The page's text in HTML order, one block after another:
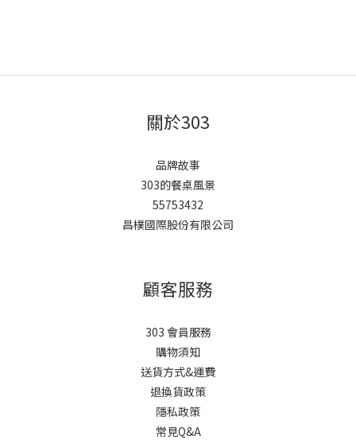
關於303
品牌故事
303的餐桌風景
55753432
昌樸國際股份有限公司
顧客服務
303 會員服務
購物須知
送貨方式&運費
退換貨政策
隱私政策
常見Q&A